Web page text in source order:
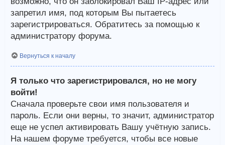
запретил имя, под которым Вы пытаетесь
зарегистрироваться. Обратитесь за помощью к
администратору форума.
Вернуться к началу
Я только что зарегистрировался, но не могу
войти!
Сначала проверьте свои имя пользователя и
пароль. Если они верны, то значит, администратор
еще не успел активировать Вашу учётную запись.
На нашем форуме требуется, чтобы все новые